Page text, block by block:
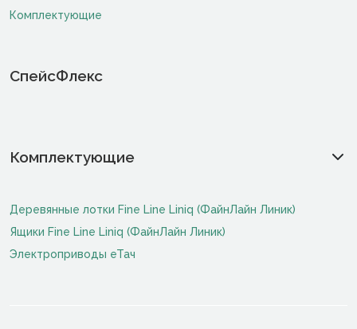
Комплектующие
СпейсФлекс
Комплектующие
Деревянные лотки Fine Line Liniq (ФайнЛайн Линик)
Ящики Fine Line Liniq (ФайнЛайн Линик)
Электроприводы еТач